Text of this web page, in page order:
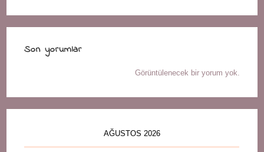
Son yorumlar
Görüntülenecek bir yorum yok.
AĞUSTOS 2026